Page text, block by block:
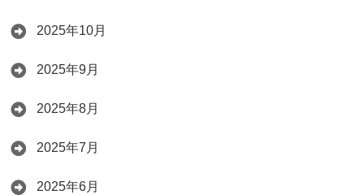
2025年10月
2025年9月
2025年8月
2025年7月
2025年6月